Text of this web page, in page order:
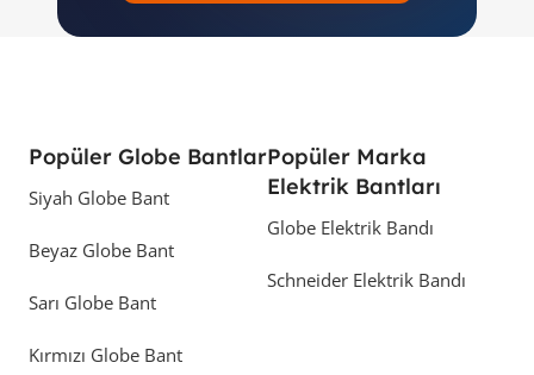
Popüler Globe Bantlar
Siyah Globe Bant
Beyaz Globe Bant
Sarı Globe Bant
Kırmızı Globe Bant
Popüler Marka
Elektrik Bantları
Globe Elektrik Bandı
Schneider Elektrik Bandı